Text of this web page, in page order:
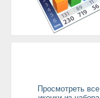
Просмотреть все